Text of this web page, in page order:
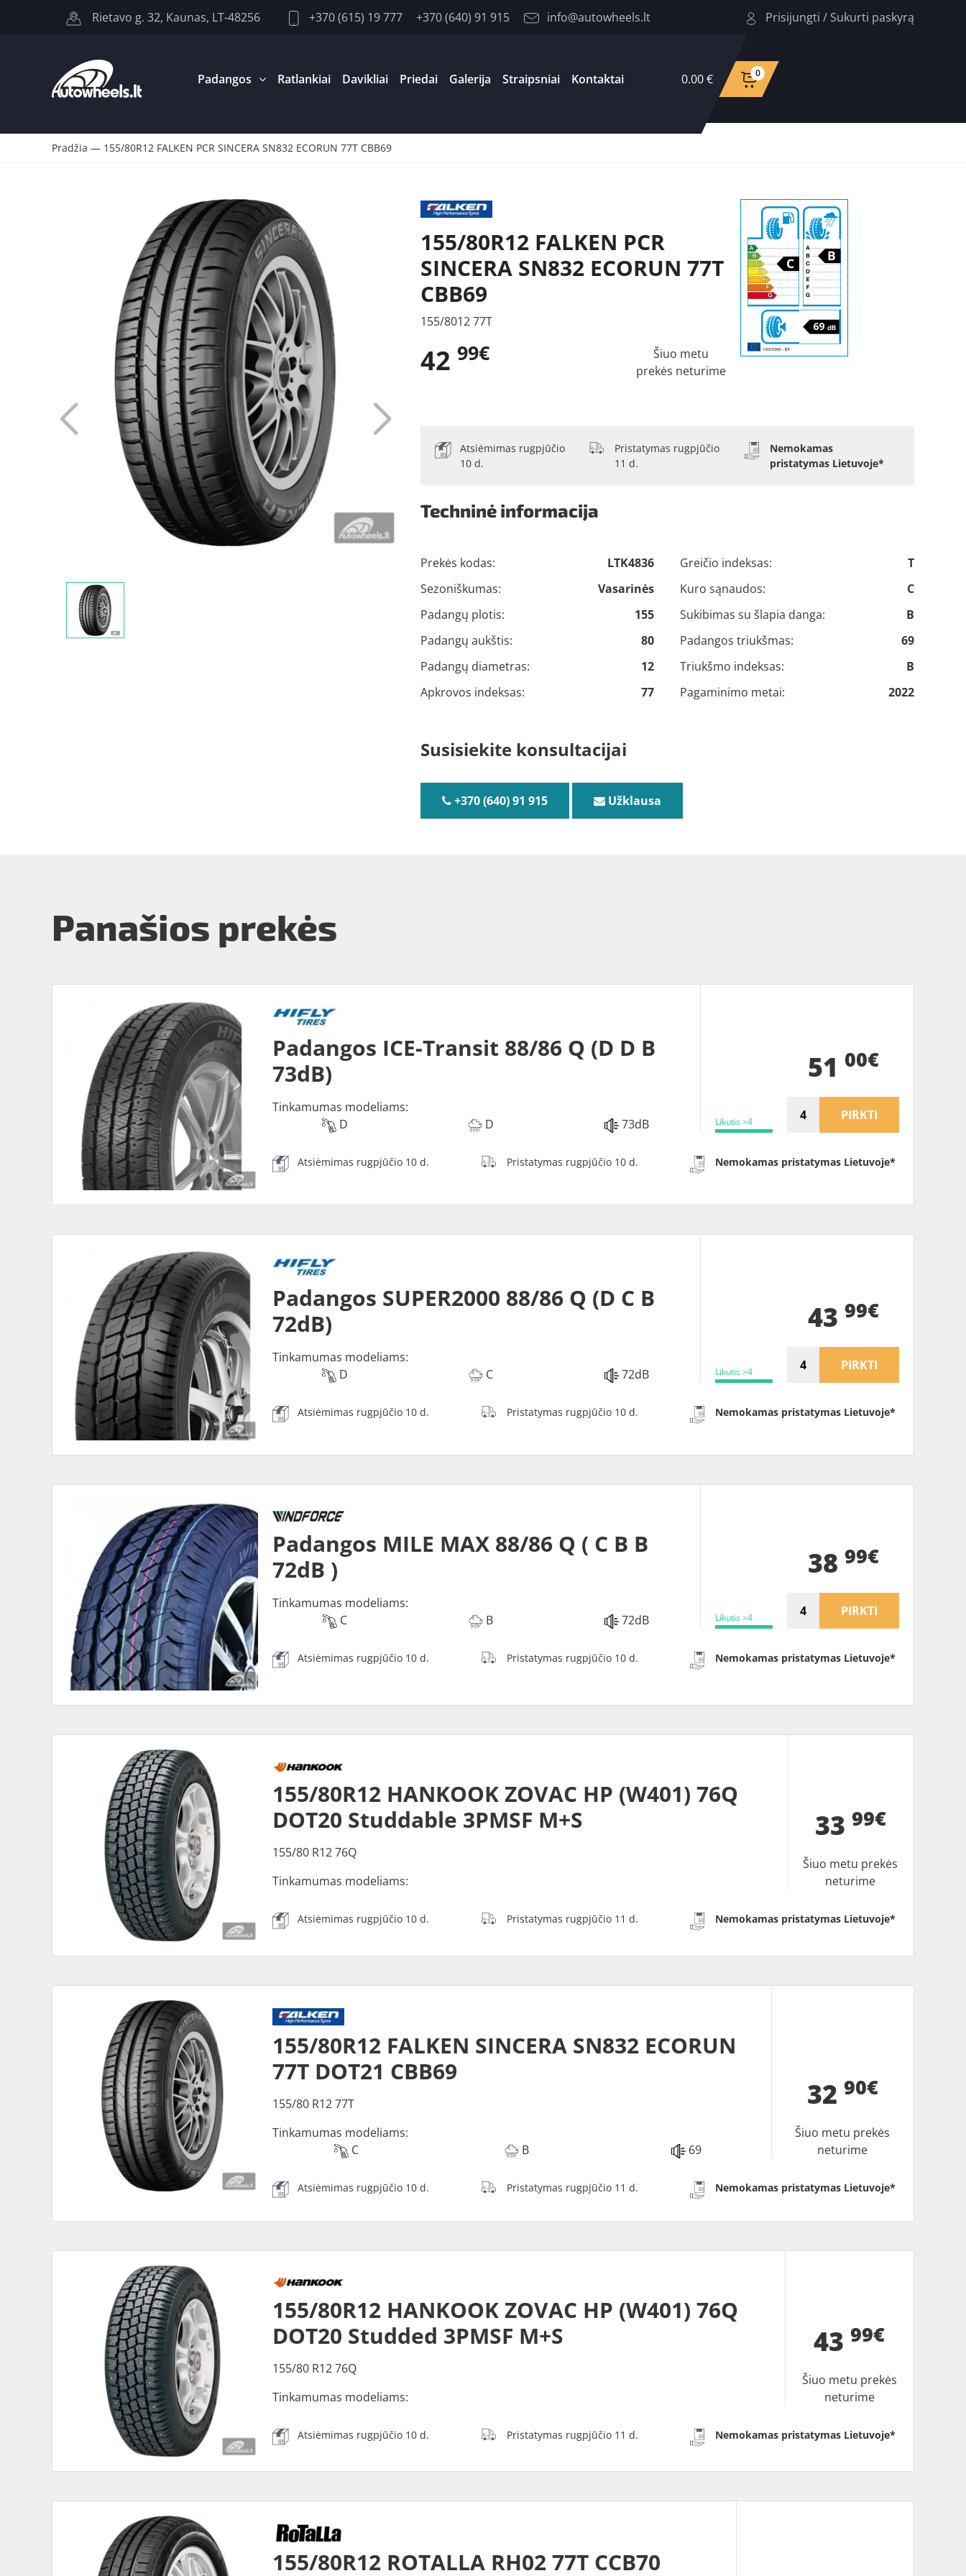
Rietavo g. 32, Kaunas, LT-48256 +370 (615) 19 777 +370 (640) 91 915 info@autowheels.lt Prisijungti / Sukurti paskyrą
Padangos Ratlankiai Davikliai Priedai Galerija Straipsniai Kontaktai 0.00 € 0
Pradžia — 155/80R12 FALKEN PCR SINCERA SN832 ECORUN 77T CBB69
155/80R12 FALKEN PCR
SINCERA SN832 ECORUN 77T
CBB69
155/8012 77T
42 99€
Šiuo metu
prekės neturime
Atsiėmimas rugpjūčio
10 d.
Pristatymas rugpjūčio
11 d.
Nemokamas
pristatymas Lietuvoje*
Techninė informacija
Prekės kodas:
LTK4836
Sezoniškumas:
Vasarinės
Padangų plotis:
155
Padangų aukštis:
80
Padangų diametras:
12
Apkrovos indeksas:
77
Greičio indeksas:
T
Kuro sąnaudos:
C
Sukibimas su šlapia danga:
B
Padangos triukšmas:
69
Triukšmo indeksas:
B
Pagaminimo metai:
2022
Susisiekite konsultacijai
+370 (640) 91 915 Užklausa
Panašios prekės
Padangos ICE-Transit 88/86 Q (D D B
73dB)
Tinkamumas modeliams:
D
D 73dB Likutis >4
51 00€
PIRKTI
Atsiėmimas rugpjūčio 10 d. Pristatymas rugpjūčio 10 d. Nemokamas pristatymas Lietuvoje*
Padangos SUPER2000 88/86 Q (D C B
72dB)
Tinkamumas modeliams:
D
C 72dB Likutis >4
43 99€
PIRKTI
Atsiėmimas rugpjūčio 10 d. Pristatymas rugpjūčio 10 d. Nemokamas pristatymas Lietuvoje*
Padangos MILE MAX 88/86 Q ( C B B
72dB )
Tinkamumas modeliams:
C
B 72dB Likutis >4
38 99€
PIRKTI
Atsiėmimas rugpjūčio 10 d. Pristatymas rugpjūčio 10 d. Nemokamas pristatymas Lietuvoje*
155/80R12 HANKOOK ZOVAC HP (W401) 76Q
DOT20 Studdable 3PMSF M+S
155/80 R12 76Q
Tinkamumas modeliams:
33 99€
Šiuo metu prekės
neturime
Atsiėmimas rugpjūčio 10 d. Pristatymas rugpjūčio 11 d. Nemokamas pristatymas Lietuvoje*
155/80R12 FALKEN SINCERA SN832 ECORUN
77T DOT21 CBB69
155/80 R12 77T
Tinkamumas modeliams:
C
B 69
32 90€
Šiuo metu prekės
neturime
Atsiėmimas rugpjūčio 10 d. Pristatymas rugpjūčio 11 d. Nemokamas pristatymas Lietuvoje*
155/80R12 HANKOOK ZOVAC HP (W401) 76Q
DOT20 Studded 3PMSF M+S
155/80 R12 76Q
Tinkamumas modeliams:
4399€
Šiuo metu prekės
neturime
Atsiėmimas rugpjūčio 10 d. Pristatymas rugpjūčio 11 d. Nemokamas pristatymas Lietuvoje*
155/80R12 ROTALLA RH02 77T CCB70